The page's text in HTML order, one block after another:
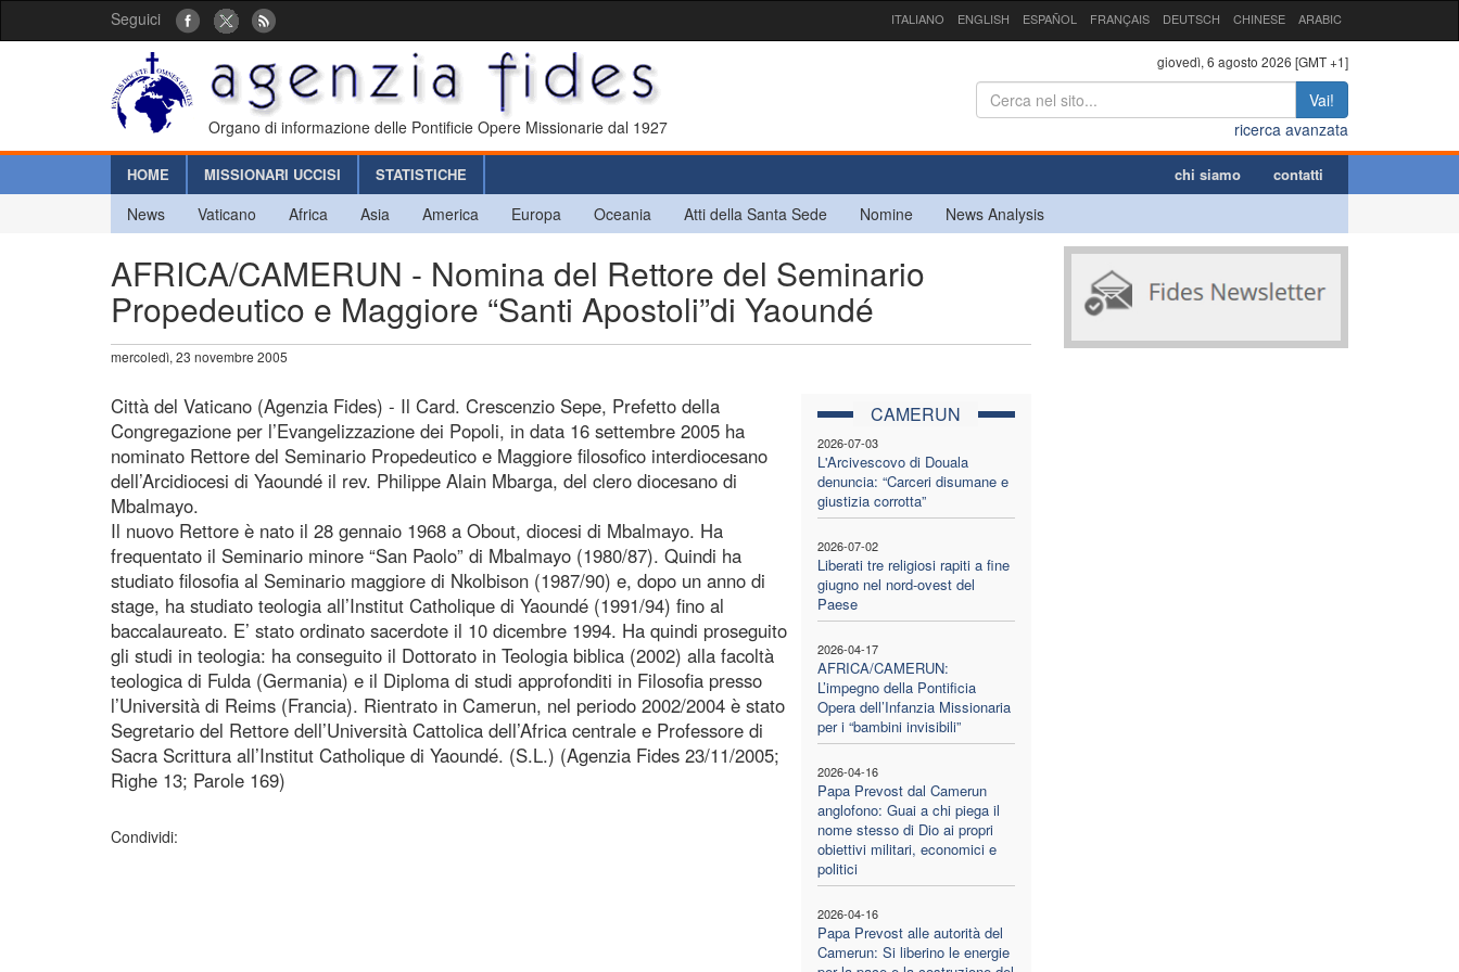
Seguici ITALIANO ENGLISH ESPAÑOL FRANÇAIS DEUTSCH CHINESE ARABIC
Organo di informazione delle Pontificie Opere Missionarie dal 1927
giovedì, 6 agosto 2026 [GMT +1]
Vai!
ricerca avanzata
HOME MISSIONARI UCCISI STATISTICHE chi siamo contatti
News Vaticano Africa Asia America Europa Oceania Atti della Santa Sede Nomine News Analysis
AFRICA/CAMERUN - Nomina del Rettore del Seminario
Propedeutico e Maggiore “Santi Apostoli”di Yaoundé
mercoledì, 23 novembre 2005
CAMERUN
2026-07-03
L'Arcivescovo di Douala
denuncia: “Carceri disumane e
giustizia corrotta”
2026-07-02
Liberati tre religiosi rapiti a fine
giugno nel nord-ovest del
Paese
2026-04-17
AFRICA/CAMERUN:
L’impegno della Pontificia
Opera dell’Infanzia Missionaria
per i “bambini invisibili”
2026-04-16
Papa Prevost dal Camerun
anglofono: Guai a chi piega il
nome stesso di Dio ai propri
obiettivi militari, economici e
politici
2026-04-16
Papa Prevost alle autorità del
Camerun: Si liberino le energie
Città del Vaticano (Agenzia Fides) - Il Card. Crescenzio Sepe, Prefetto della
Congregazione per l’Evangelizzazione dei Popoli, in data 16 settembre 2005 ha
nominato Rettore del Seminario Propedeutico e Maggiore filosofico interdiocesano
dell’Arcidiocesi di Yaoundé il rev. Philippe Alain Mbarga, del clero diocesano di
Mbalmayo.
Il nuovo Rettore è nato il 28 gennaio 1968 a Obout, diocesi di Mbalmayo. Ha
frequentato il Seminario minore “San Paolo” di Mbalmayo (1980/87). Quindi ha
studiato filosofia al Seminario maggiore di Nkolbison (1987/90) e, dopo un anno di
stage, ha studiato teologia all’Institut Catholique di Yaoundé (1991/94) fino al
baccalaureato. E’ stato ordinato sacerdote il 10 dicembre 1994. Ha quindi proseguito
gli studi in teologia: ha conseguito il Dottorato in Teologia biblica (2002) alla facoltà
teologica di Fulda (Germania) e il Diploma di studi approfonditi in Filosofia presso
l’Università di Reims (Francia). Rientrato in Camerun, nel periodo 2002/2004 è stato
Segretario del Rettore dell’Università Cattolica dell’Africa centrale e Professore di
Sacra Scrittura all’Institut Catholique di Yaoundé. (S.L.) (Agenzia Fides 23/11/2005;
Righe 13; Parole 169)
Condividi: